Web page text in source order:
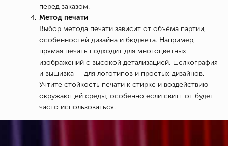
перед заказом.
Метод печати
Выбор метода печати зависит от объёма партии,
особенностей дизайна и бюджета. Например,
прямая печать подходит для многоцветных
изображений с высокой детализацией, шелкография
и вышивка — для логотипов и простых дизайнов.
Учтите стойкость печати к стирке и воздействию
окружающей среды, особенно если свитшот будет
часто использоваться.